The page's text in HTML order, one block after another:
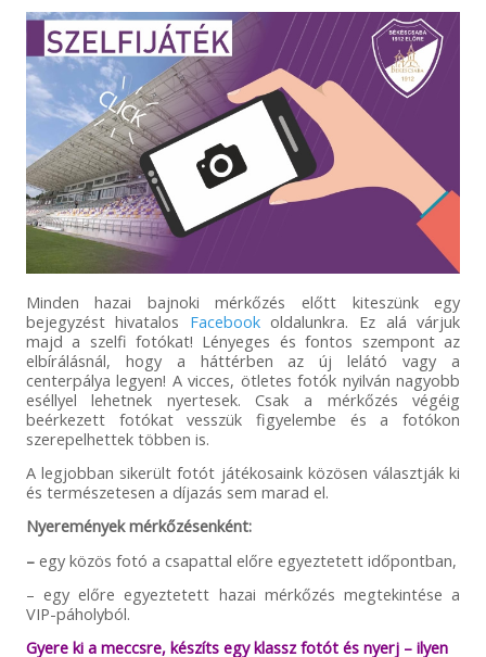
Minden hazai bajnoki mérkőzés előtt kiteszünk egy
bejegyzést hivatalos Facebookoldalunkra. Ez alá várjuk
majd a szelfi fotókat! Lényeges és fontos szempont az
elbírálásnál, hogy a háttérben az új lelátó vagy a
centerpálya legyen! A vicces, ötletes fotók nyilván nagyobb
eséllyel lehetnek nyertesek. Csak a mérkőzés végéig
beérkezett fotókat vesszük figyelembe és a fotókon
szerepelhettek többen is.
A legjobban sikerült fotót játékosaink közösen választják ki
és természetesen a díjazás sem marad el.
Nyeremények mérkőzésenként:
– egy közös fotó a csapattal előre egyeztetett időpontban,
– egy előre egyeztetett hazai mérkőzés megtekintése a
VIP-páholyból.
Gyere ki a meccsre, készíts egy klassz fotót és nyerj – ilyen